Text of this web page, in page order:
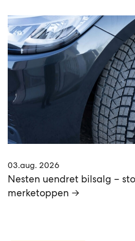
03.aug. 2026
Nesten uendret bilsalg –
merketoppen →